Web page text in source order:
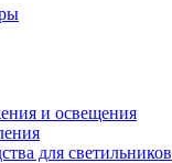
и освещения
для светильников